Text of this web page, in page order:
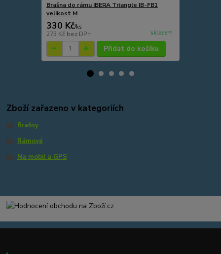
Brašna do rámu IBERA Triangle IB-FB1
velikost M
330 Kč/ks
273 Kč bez DPH skladem
Přidat do košíku
Zboží zařazeno v kategoriích
Brašny
Rámové
Na mobil a GPS